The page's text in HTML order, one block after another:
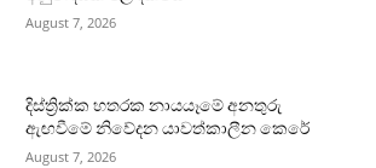
August 7, 2026
දිස්ත්‍රික්ක හතරක නායයෑමේ අනතුරු
ඇඟවීමේ නිවේදන යාවත්කාලීන කෙරේ
August 7, 2026